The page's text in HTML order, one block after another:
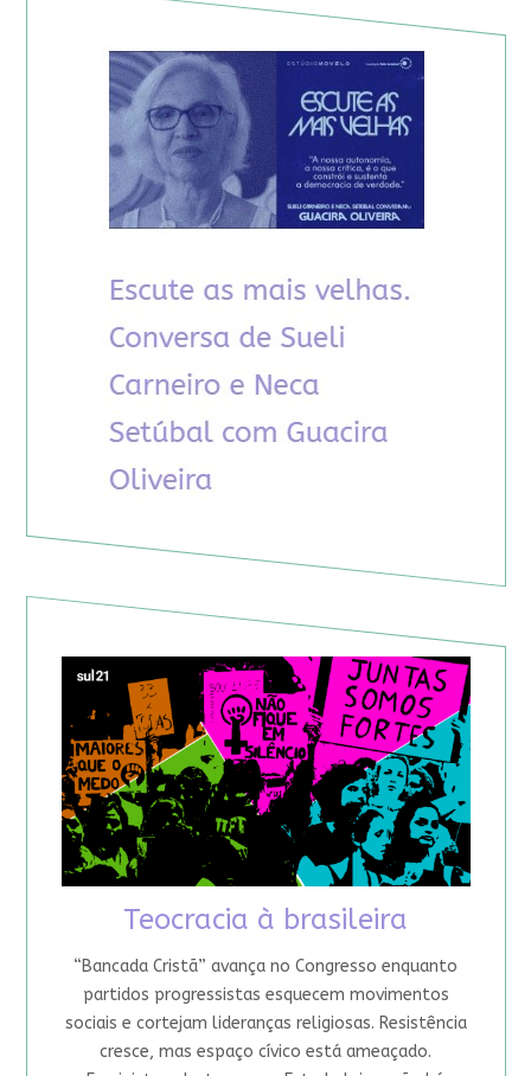
Teocracia à brasileira
“Bancada Cristã” avança no Congresso enquanto
partidos progressistas esquecem movimentos
sociais e cortejam lideranças religiosas. Resistência
cresce, mas espaço cívico está ameaçado.